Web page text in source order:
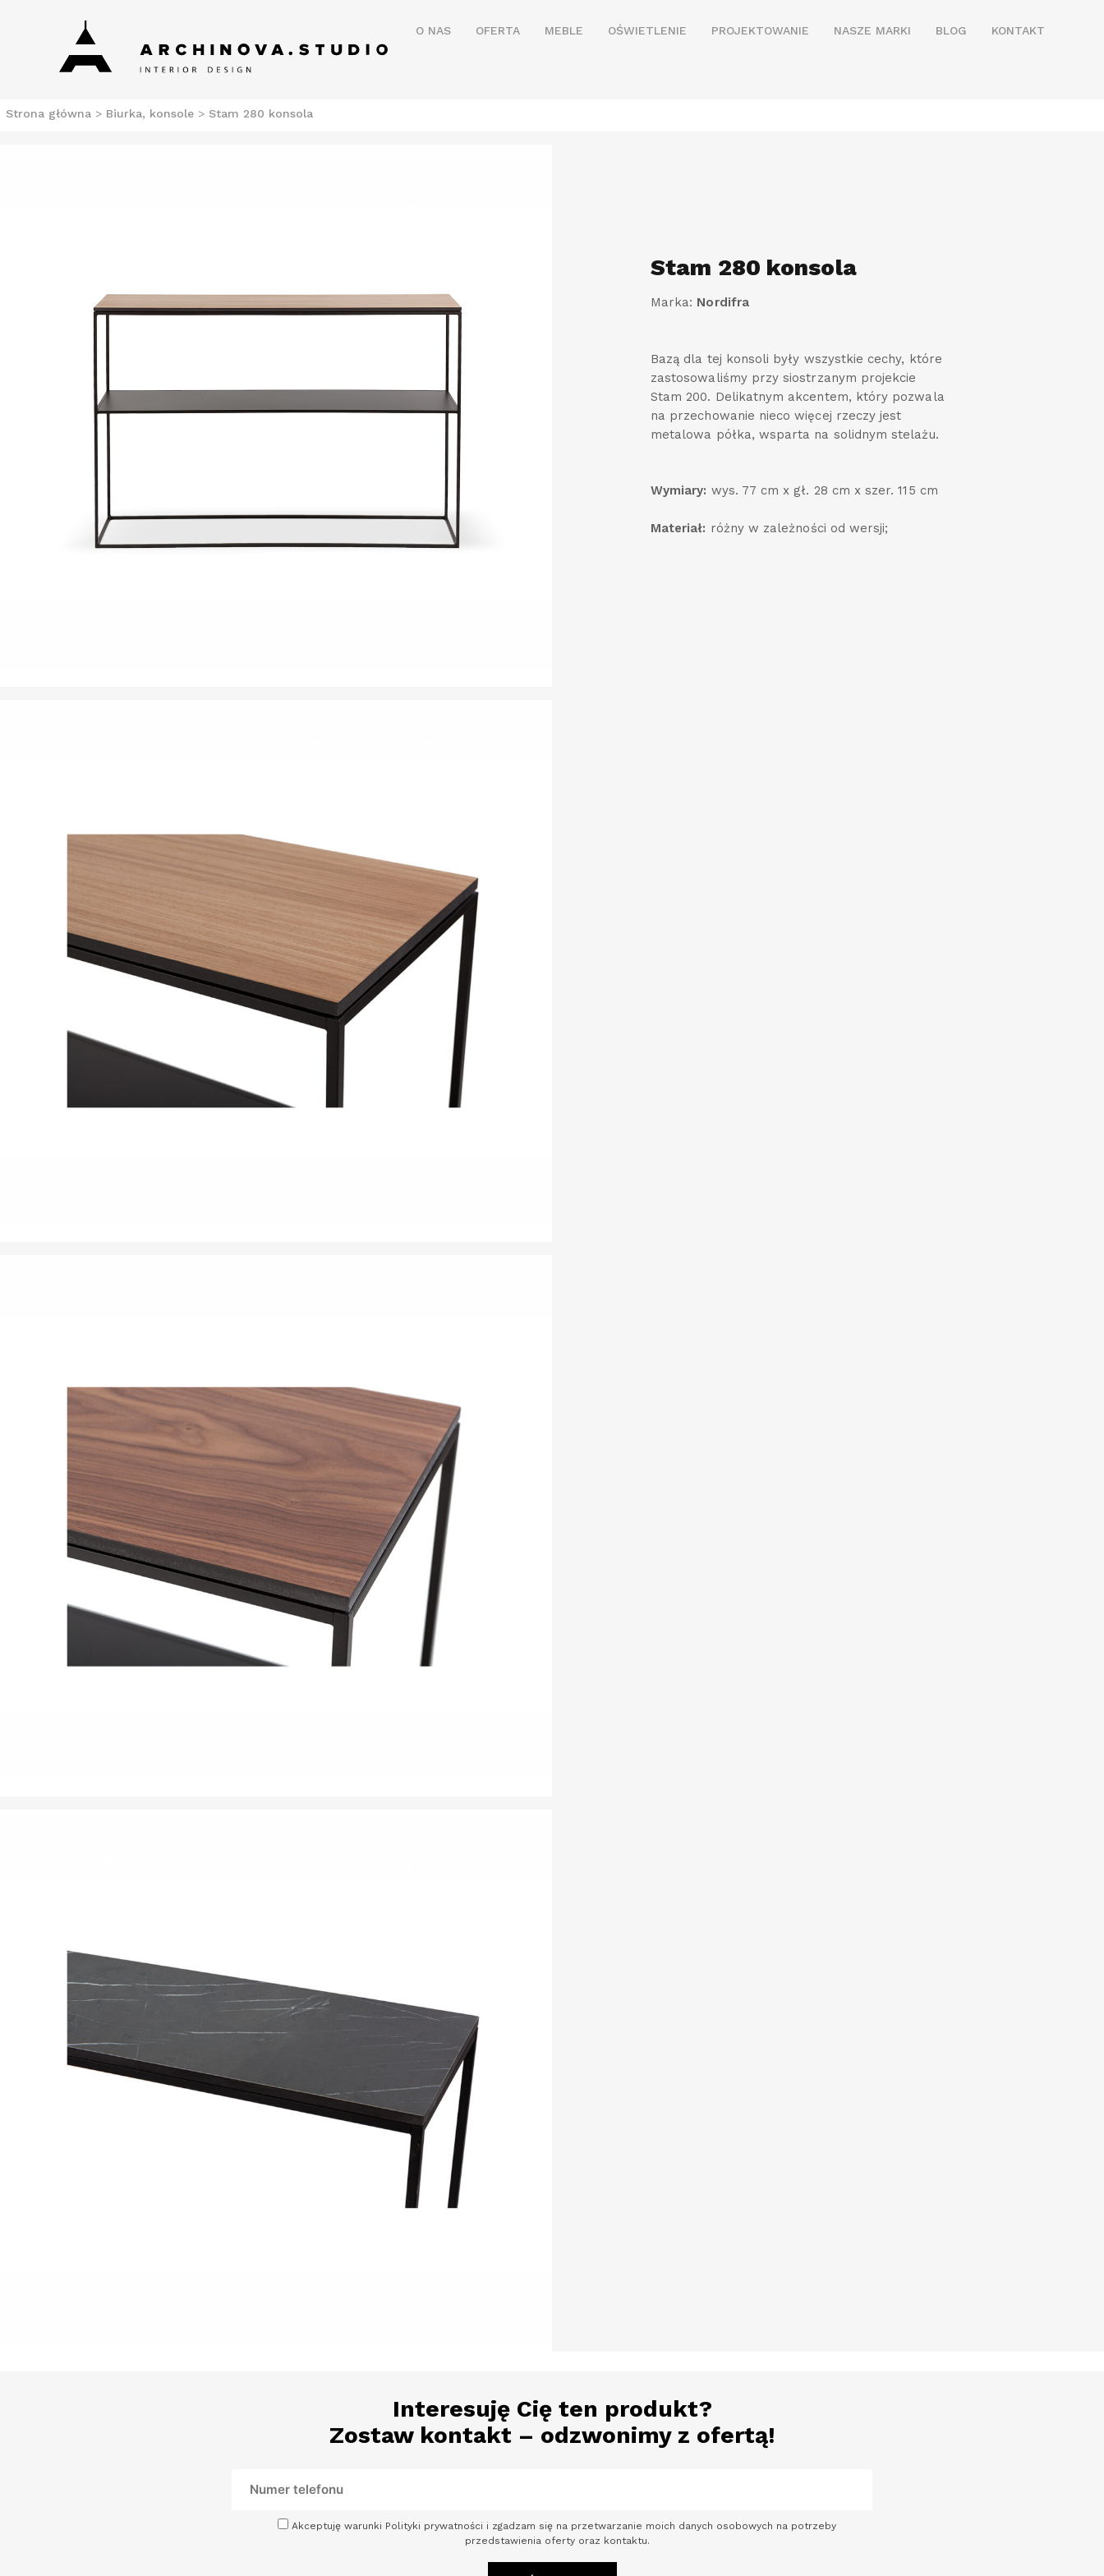
Archinova Studio
Salon meblowy Szczecin. Meble nowoczesne. O NAS OFERTA MEBLE OŚWIETLENIE PROJEKTOWANIE NASZE MARKI BLOG KONTAKT
Strona główna > Biurka, konsole > Stam 280 konsola
Stam 280 konsola
Marka: Nordifra
Bazą dla tej konsoli były wszystkie cechy, które
zastosowaliśmy przy siostrzanym projekcie
Stam 200. Delikatnym akcentem, który pozwala
na przechowanie nieco więcej rzeczy jest
metalowa półka, wsparta na solidnym stelażu.
Wymiary: wys. 77 cm x gł. 28 cm x szer. 115 cm
Materiał: różny w zależności od wersji;
Interesuję Cię ten produkt?
Zostaw kontakt – odzwonimy z ofertą!
Akceptuję warunki Polityki prywatności i zgadzam się na przetwarzanie moich danych osobowych na potrzeby
przedstawienia oferty oraz kontaktu.